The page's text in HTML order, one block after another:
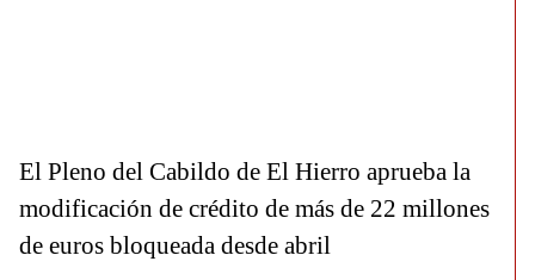
El Pleno del Cabildo de El Hierro aprueba la
modificación de crédito de más de 22 millones
de euros bloqueada desde abril